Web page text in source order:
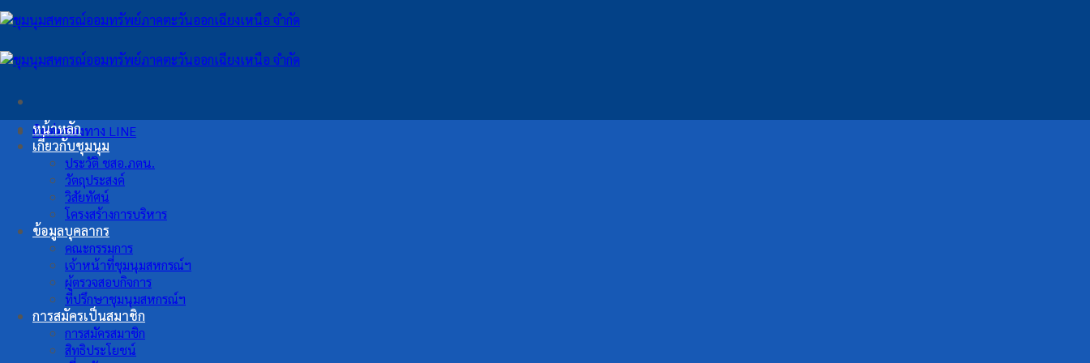
ข้าม
ไป
เนื้อหา
ติดต่อช่องทาง LINE
หน้าหลัก
เกี่ยวกับชุมนุม
ประวัติ ชสอ.ภตน.
วัตถุประสงค์
วิสัยทัศน์
โครงสร้างการบริหาร
ข้อมูลบุคลากร
คณะกรรมการ
เจ้าหน้าที่ชุมนุมสหกรณ์ฯ
ผู้ตรวจสอบกิจการ
ที่ปรึกษาชุมนุมสหกรณ์ฯ
การสมัครเป็นสมาชิก
การสมัครสมาชิก
สิทธิประโยชน์